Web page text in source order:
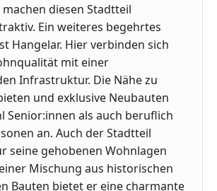
diesen Stadtteil
Ein weiteres begehrtes
Hangelar. Hier verbinden sich
mit einer
Infrastruktur. Die Nähe zu
und exklusive Neubauten
Senior:innen als auch beruflich
an. Auch der Stadtteil
seine gehobenen Wohnlagen
Mischung aus historischen
Bauten bietet er eine charmante